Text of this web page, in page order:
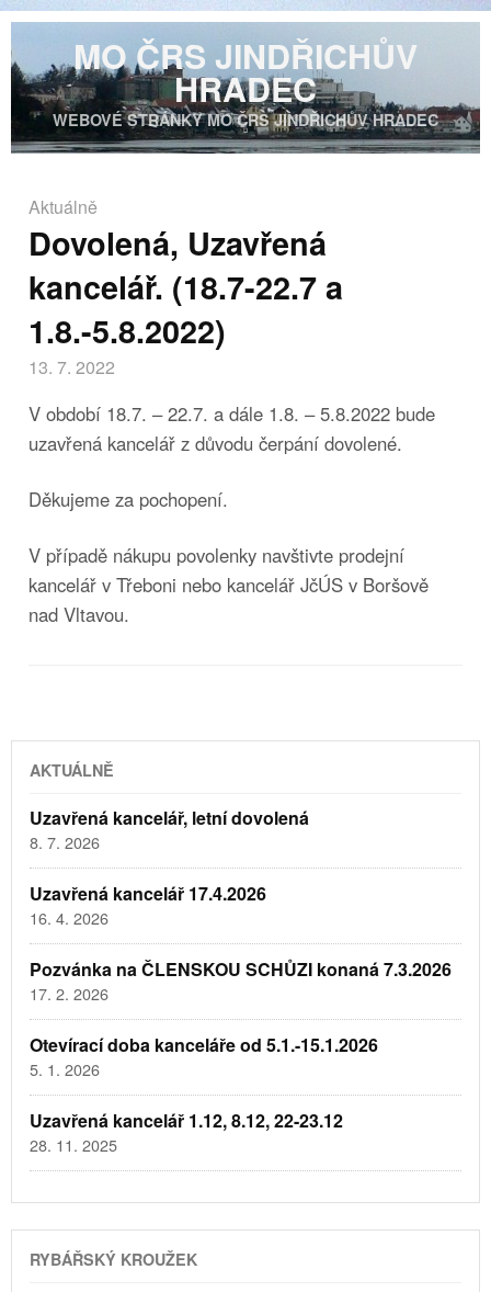
MO ČRS JINDŘICHŮV
HRADEC
WEBOVÉ STRÁNKY MO ČRS JINDŘICHŮV HRADEC
Aktuálně
Dovolená, Uzavřená
kancelář. (18.7-22.7 a
1.8.-5.8.2022)
13. 7. 2022
V období 18.7. – 22.7. a dále 1.8. – 5.8.2022 bude
uzavřená kancelář z důvodu čerpání dovolené.
Děkujeme za pochopení.
V případě nákupu povolenky navštivte prodejní
kancelář v Třeboni nebo kancelář JčÚS v Boršově
nad Vltavou.
AKTUÁLNĚ
Uzavřená kancelář, letní dovolená
8. 7. 2026
Uzavřená kancelář 17.4.2026
16. 4. 2026
Pozvánka na ČLENSKOU SCHŮZI konaná 7.3.2026
17. 2. 2026
Otevírací doba kanceláře od 5.1.-15.1.2026
5. 1. 2026
Uzavřená kancelář 1.12, 8.12, 22-23.12
28. 11. 2025
RYBÁŘSKÝ KROUŽEK